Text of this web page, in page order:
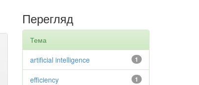
Перегляд
Тема
1
artificial intelligence
1
efficiency